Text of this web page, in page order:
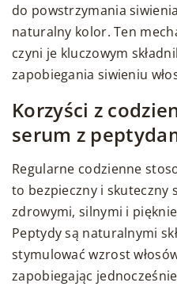
do powstrzymania
naturalny kolor. Ten
czyni je kluczowym
zapobiegania siwieniu
Korzyści z
serum z
Regularne codzienne
to bezpieczny i skuteczny
zdrowymi, silnymi i
Peptydy są naturalnymi
stymulować wzrost
zapobiegając